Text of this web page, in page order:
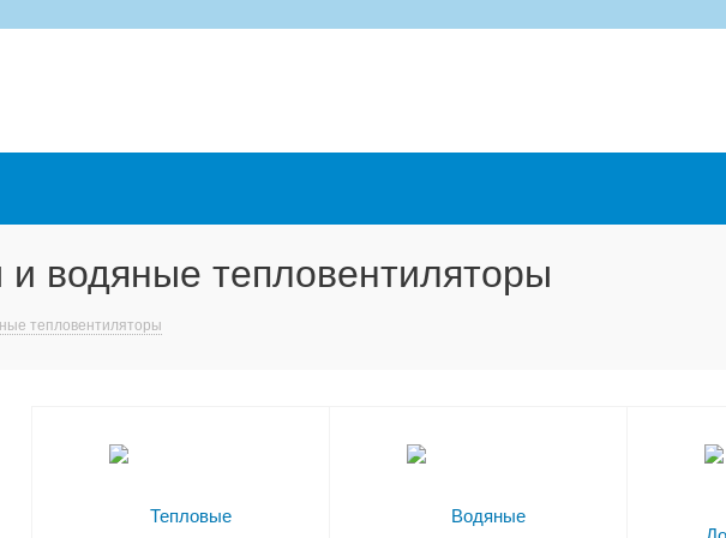
водяные тепловентиляторы
тепловентиляторы